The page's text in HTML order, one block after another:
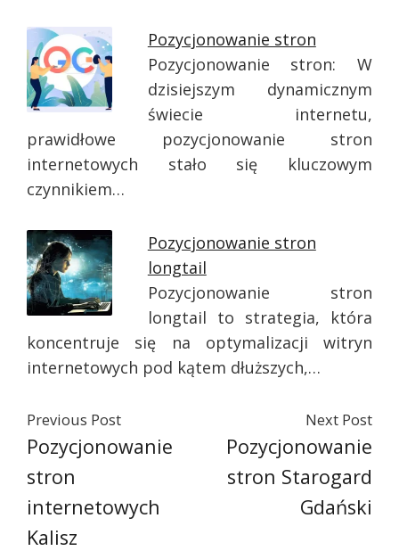
Pozycjonowanie stron
Pozycjonowanie stron: W
dzisiejszym dynamicznym
świecie internetu,
prawidłowe pozycjonowanie stron
internetowych stało się kluczowym
czynnikiem…
Pozycjonowanie stron
longtail
Pozycjonowanie stron
longtail to strategia, która
koncentruje się na optymalizacji witryn
internetowych pod kątem dłuższych,…
Previous Post
Pozycjonowanie
stron
internetowych
Kalisz
Next Post
Pozycjonowanie
stron Starogard
Gdański